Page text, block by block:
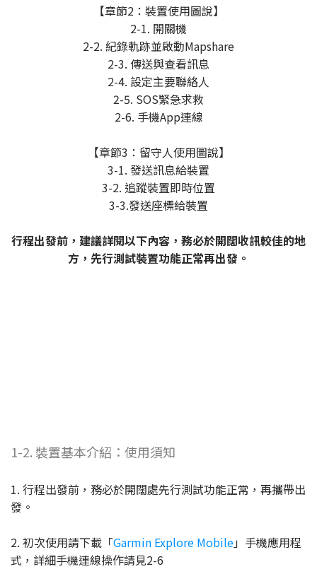
【章節2：裝置使用圖說】
2-1. 開關機
2-2. 紀錄軌跡並啟動Mapshare
2-3. 傳送與查看訊息
2-4. 設定主要聯絡人
2-5. SOS緊急求救
2-6. 手機App連線
【章節3：留守人使用圖說】
3-1. 發送訊息給裝置
3-2. 追蹤裝置即時位置
3-3.發送座標給裝置
行程出發前，建議詳閱以下內容，務必於開闊收訊較佳的地
方，先行測試裝置功能正常再出發。
1-2. 裝置基本介紹：使用須知
1. 行程出發前，務必於開闊處先行測試功能正常，再攜帶出
發。
2. 初次使用請下載「Garmin Explore Mobile」手機應用程
式，詳細手機連線操作請見2-6